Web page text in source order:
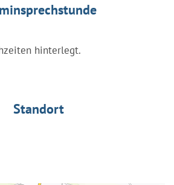
hinterlegt.
Standort